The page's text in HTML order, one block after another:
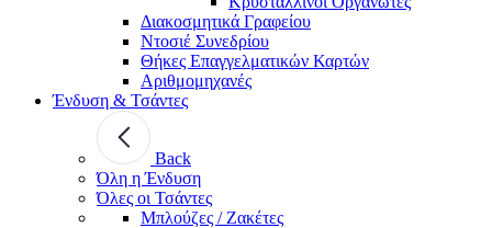
Διακοσμητικά Γραφείου
Ντοσιέ Συνεδρίου
Θήκες Επαγγελματικών Καρτών
Αριθμομηχανές
Ένδυση & Τσάντες
Back
Όλη η Ένδυση
Όλες οι Τσάντες
Μπλούζες / Ζακέτες